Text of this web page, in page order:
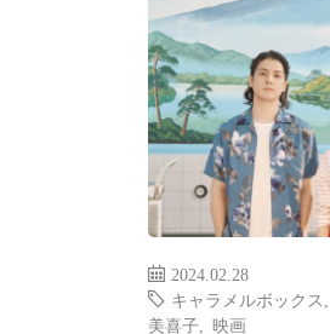
2024.02.28
キャラメルボックス
美喜子
映画